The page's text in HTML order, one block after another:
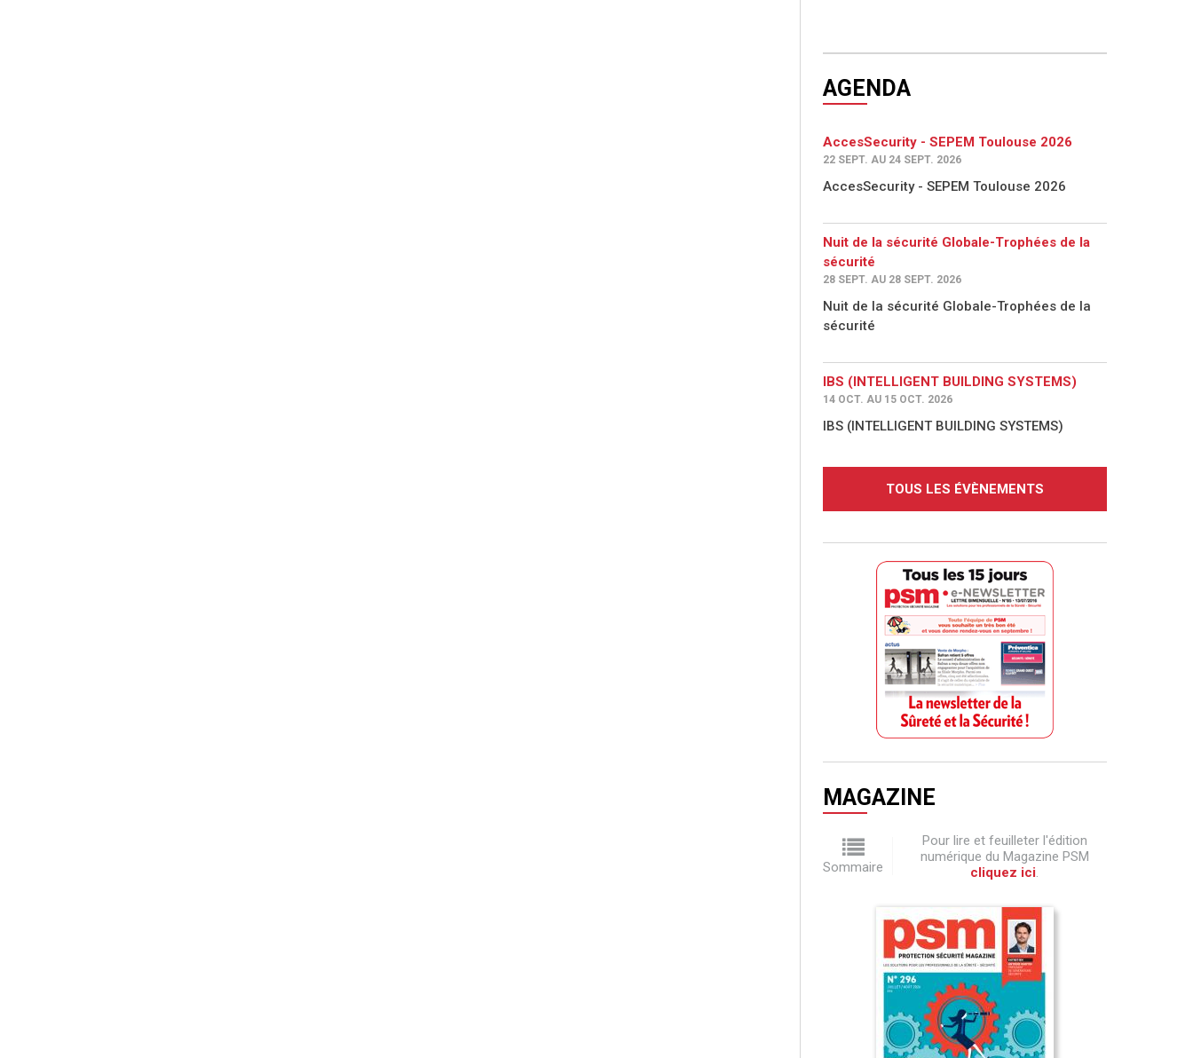
AGENDA
AccesSecurity - SEPEM Toulouse 2026
22 SEPT. AU 24 SEPT. 2026
AccesSecurity - SEPEM Toulouse 2026
Nuit de la sécurité Globale-Trophées de la
sécurité
28 SEPT. AU 28 SEPT. 2026
Nuit de la sécurité Globale-Trophées de la
sécurité
IBS (INTELLIGENT BUILDING SYSTEMS)
14 OCT. AU 15 OCT. 2026
IBS (INTELLIGENT BUILDING SYSTEMS)
TOUS LES ÉVÈNEMENTS
MAGAZINE
Sommaire
Pour lire et feuilleter l'édition
numérique du Magazine PSM
cliquez ici